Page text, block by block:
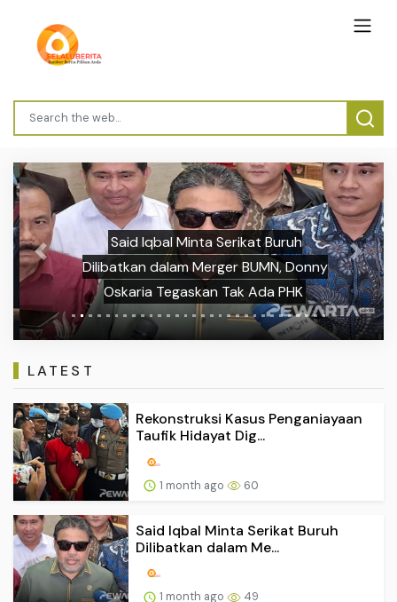
Said Iqbal Minta Serikat Buruh
Dilibatkan dalam Merger BUMN, Donny
Oskaria Tegaskan Tak Ada PHK
Previous Next
LATEST
Rekonstruksi Kasus Penganiayaan
Taufik Hidayat Dig...
1 month ago 60
Said Iqbal Minta Serikat Buruh
Dilibatkan dalam Me...
1 month ago 49